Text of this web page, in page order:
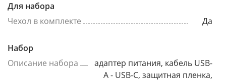
Для набора
Чехол в комплекте
Да
Набор
Описание набора
адаптер питания, кабель USB-
A - USB-C, защитная пленка,